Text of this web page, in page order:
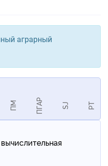
аграрный
ПМ ПГАР SJ РТ